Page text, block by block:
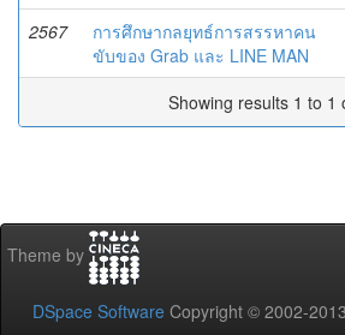
2567
การศึกษากลยุทธ์การสรรหาคน
ขับของ Grab และ LINE MAN
Showing results 1 to 1
Theme by
DSpace Software Copyright © 2002-2013